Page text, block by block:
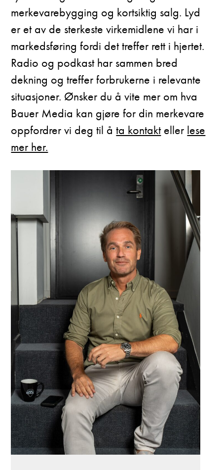
merkevarebygging og kortsiktig salg. Lyd
er et av de sterkeste virkemidlene vi har i
markedsføring fordi det treffer rett i hjertet.
Radio og podkast har sammen bred
dekning og treffer forbrukerne i relevante
situasjoner. Ønsker du å vite mer om hva
Bauer Media kan gjøre for din merkevare
oppfordrer vi deg til åta kontakteller lese
mer her.